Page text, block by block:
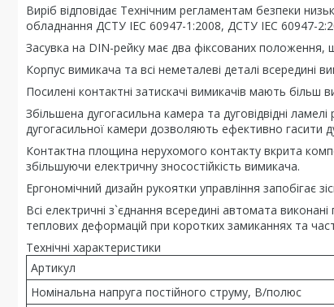
Виріб відповідає Технічним регламентам безпеки
обладнання ДСТУ IEC 60947-1:2008, ДСТУ IEC 60947-
Засувка на DIN-рейку має два фіксованих
Корпус вимикача та всі неметалеві деталі всередині
Посилені контактні затискачі вимикачів мають більш
Збільшена дугогасильна камера та дуговідвідні
дугогасильної камери дозволяють ефективно гасити
Контактна площина нерухомого контакту вкрита
збільшуючи електричну зносостійкість вимикача.
Ергономічний дизайн рукоятки управління запобігає
Всі електричні з`єднання всередині автомата
теплових деформацій при коротких замиканнях та
Технічні характеристики
Артикул
Номінальна напруга постійного струму, В/полюс